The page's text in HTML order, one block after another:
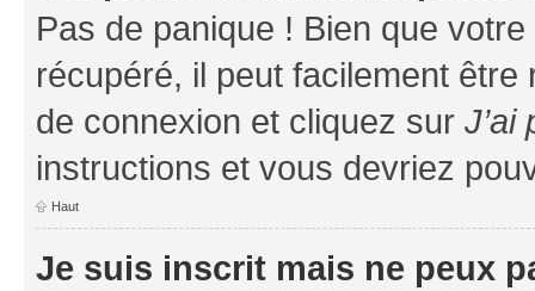
Pas de panique ! Bien que
récupéré, il peut facilement
de connexion et cliquez sur J’ai
instructions et vous devriez
Haut
Je suis inscrit mais ne peux